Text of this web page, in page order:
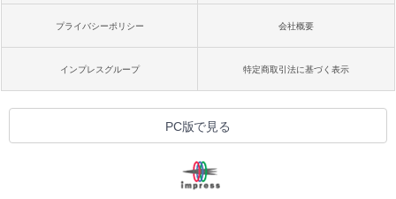
プライバシーポリシー 会社概要
インプレスグループ 特定商取引法に基づく表示
PC版で見る